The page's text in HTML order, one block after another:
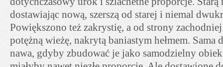
dostawiając nową, szerszą od starej i niemal
Powiększono też zakrystię, a od strony
potężną wieżę, nakrytą baniastym hełmem.
nawa, gdyby zbudować je jako samodzielny